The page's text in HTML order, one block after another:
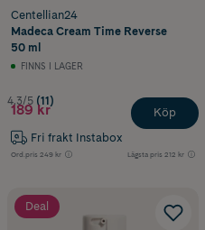
Centellian24
Madeca Cream Time Reverse
50 ml
FINNS I LAGER
4.3/5 (11)
189 kr
Fri frakt Instabox
Ord.pris 249 kr Lägsta pris 212 kr
Köp
Deal